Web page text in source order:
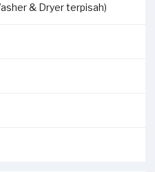
& Dryer terpisah)